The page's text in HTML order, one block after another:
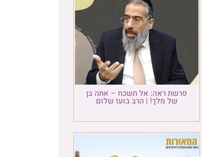
פרשת ראה: אל תשכח – אתה בן
של מלך! | הרב בועז שלום